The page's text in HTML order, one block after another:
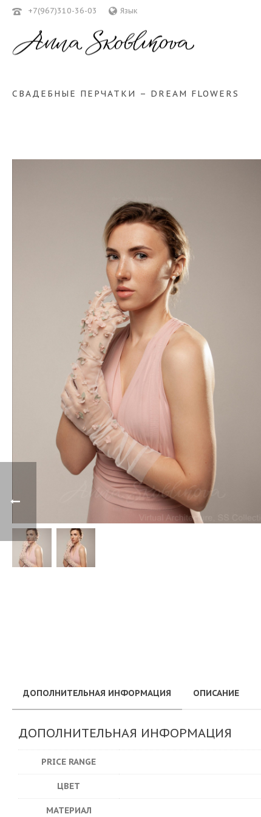
+7(967)310-36-03 Язык
СВАДЕБНЫЕ ПЕРЧАТКИ – DREAM FLOWERS
ДОПОЛНИТЕЛЬНАЯ ИНФОРМАЦИЯ ОПИСАНИЕ
ДОПОЛНИТЕЛЬНАЯ ИНФОРМАЦИЯ
PRICE RANGE
ЦВЕТ
МАТЕРИАЛ